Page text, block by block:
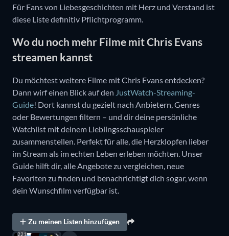
Für Fans von Liebesgeschichten mit Herz und Verstand ist
diese Liste definitiv Pflichtprogramm.
Wo du noch mehr Filme mit Chris Evans
streamen kannst
Du möchtest weitere Filme mit Chris Evans entdecken?
Dann wirf einen Blick auf den JustWatch-Streaming-
Guide! Dort kannst du gezielt nach Anbietern, Genres
oder Bewertungen filtern – und dir deine persönliche
Watchlist mit deinem Lieblingsschauspieler
zusammenstellen. Perfekt für alle, die Herzklopfen lieber
im Stream als im echten Leben erleben möchten. Unser
Guide hilft dir, alle Angebote zu vergleichen, neue
Favoriten zu finden und benachrichtigt dich sogar, wenn
dein Wunschfilm verfügbar ist.
Zu meinen Listen hinzufügen
221